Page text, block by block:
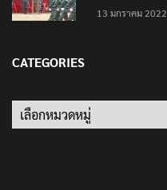
13 มกราคม 2022
CATEGORIES
Categories